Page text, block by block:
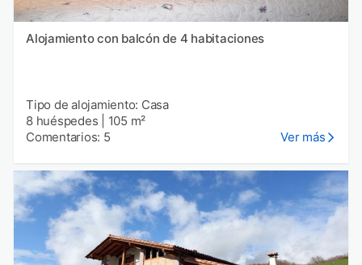
Alojamiento con balcón de 4 habitaciones
Tipo de alojamiento: Casa
8 huéspedes
105 m²
Comentarios: 5
Ver más